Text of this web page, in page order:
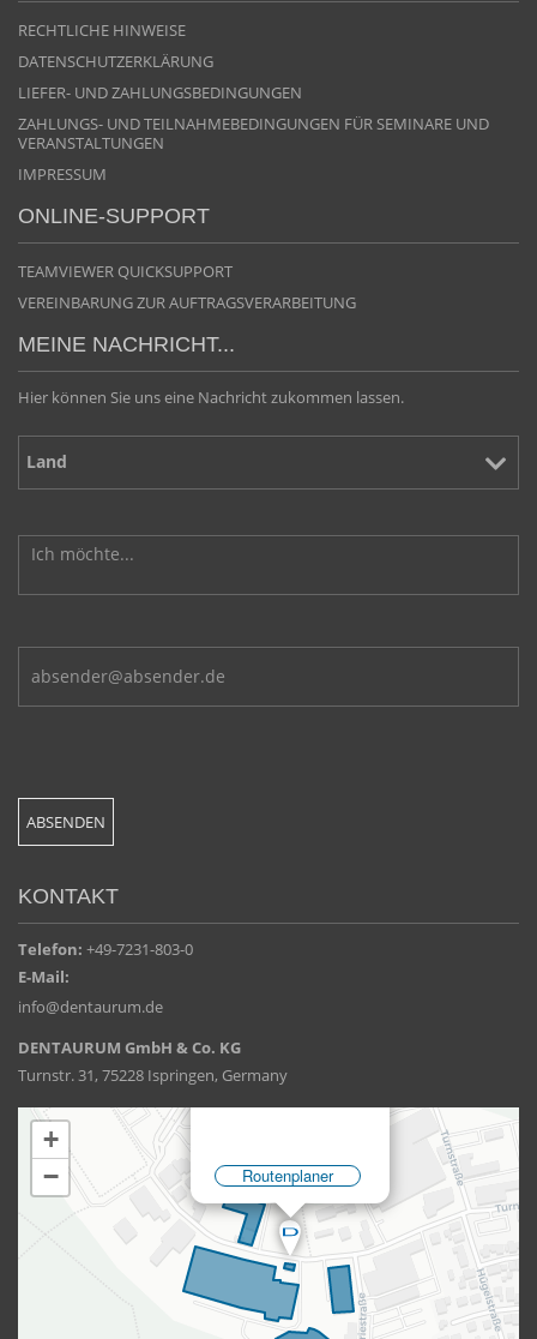
RECHTLICHE HINWEISE
DATENSCHUTZERKLÄRUNG
LIEFER- UND ZAHLUNGSBEDINGUNGEN
ZAHLUNGS- UND TEILNAHMEBEDINGUNGEN FÜR SEMINARE UND
VERANSTALTUNGEN
IMPRESSUM
ONLINE-SUPPORT
TEAMVIEWER QUICKSUPPORT
VEREINBARUNG ZUR AUFTRAGSVERARBEITUNG
MEINE NACHRICHT...
Hier können Sie uns eine Nachricht zukommen lassen.
KONTAKT
Telefon: +49-7231-803-0
E-Mail:
info@dentaurum.de
DENTAURUM GmbH & Co. KG
Turnstr. 31, 75228 Ispringen, Germany